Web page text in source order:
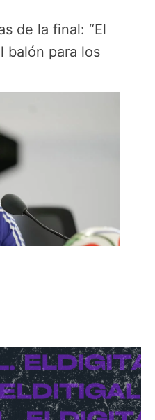
de la final: “El
balón para los